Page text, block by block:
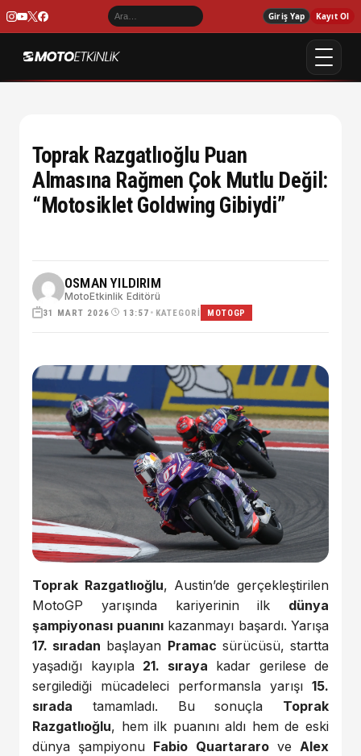
Giriş Yap Kayıt Ol
Toprak Razgatlıoğlu Puan
Almasına Rağmen Çok Mutlu Değil:
“Motosiklet Goldwing Gibiydi”
OSMAN YILDIRIM
MotoEtkinlik Editörü
31 MART 2026 13:57 • KATEGORI MOTOGP
Toprak Razgatlıoğlu, Austin’de gerçekleştirilen
MotoGP yarışında kariyerinin ilk dünya
şampiyonası puanınıkazanmayı başardı. Yarışa
17. sıradan başlayan Pramac sürücüsü, startta
yaşadığı kayıpla 21. sıraya kadar gerilese de
sergilediği mücadeleci performansla yarışı 15.
sırada tamamladı. Bu sonuçla Toprak
Razgatlıoğlu, hem ilk puanını aldı hem de eski
dünya şampiyonu Fabio QuartararoveAlex